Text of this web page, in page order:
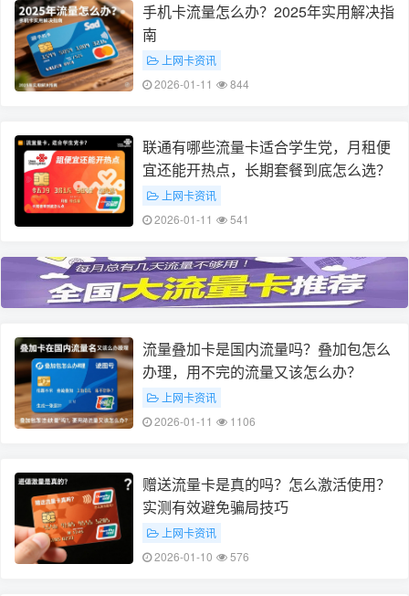
手机卡流量怎么办？2025年实用解决指
南
上网卡资讯
2026-01-11
844
联通有哪些流量卡适合学生党，月租便
宜还能开热点，长期套餐到底怎么选？
上网卡资讯
2026-01-11
541
流量叠加卡是国内流量吗？叠加包怎么
办理，用不完的流量又该怎么办？
上网卡资讯
2026-01-11
1106
赠送流量卡是真的吗？怎么激活使用？
实测有效避免骗局技巧
上网卡资讯
2026-01-10
576